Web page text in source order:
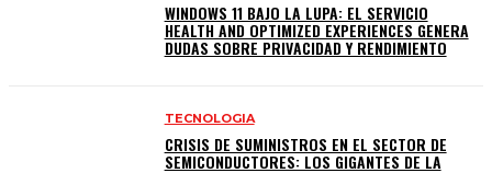
WINDOWS 11 BAJO LA LUPA: EL SERVICIO
HEALTH AND OPTIMIZED EXPERIENCES GENERA
DUDAS SOBRE PRIVACIDAD Y RENDIMIENTO
TECNOLOGIA
CRISIS DE SUMINISTROS EN EL SECTOR DE
SEMICONDUCTORES: LOS GIGANTES DE LA